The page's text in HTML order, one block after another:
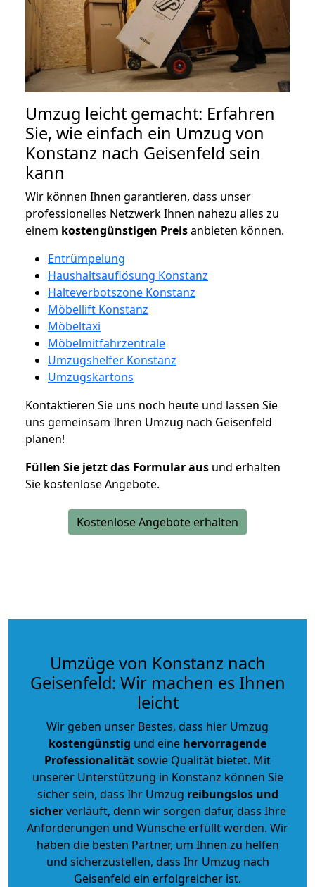
Umzug leicht gemacht: Erfahren
Sie, wie einfach ein Umzug von
Konstanz nach Geisenfeld sein
kann
Wir können Ihnen garantieren, dass unser
professionelles Netzwerk Ihnen nahezu alles zu
einem kostengünstigen Preisanbieten können.
Entrümpelung
Haushaltsauflösung Konstanz
Halteverbotszone Konstanz
Möbellift Konstanz
Möbeltaxi
Möbelmitfahrzentrale
Umzugshelfer Konstanz
Umzugskartons
Kontaktieren Sie uns noch heute und lassen Sie
uns gemeinsam Ihren Umzug nach Geisenfeld
planen!
Füllen Sie jetzt das Formular aus und erhalten
Sie kostenlose Angebote.
Kostenlose Angebote erhalten
Umzüge von Konstanz nach
Geisenfeld: Wir machen es Ihnen
leicht
Wir geben unser Bestes, dass hier Umzug
kostengünstig und eine hervorragende
Professionalitätsowie Qualität bietet. Mit
unserer Unterstützung in Konstanz können Sie
sicher sein, dass Ihr Umzug reibungslos und
sicherverläuft, denn wir sorgen dafür, dass Ihre
Anforderungen und Wünsche erfüllt werden. Wir
haben die besten Partner, um Ihnen zu helfen
und sicherzustellen, dass Ihr Umzug nach
Geisenfeld ein erfolgreicher ist.